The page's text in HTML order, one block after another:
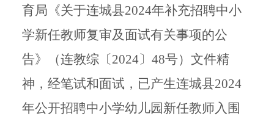
育局《关于连城县2024年补充招聘中小
学新任教师复审及面试有关事项的公
告》（连教综〔2024〕48号）文件精
神，经笔试和面试，已产生连城县2024
年公开招聘中小学幼儿园新任教师入围